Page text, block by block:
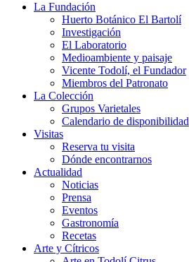
La Fundación
Huerto Botánico El Bartolí
Investigación
El Laboratorio
Medioambiente y paisaje
Vicente Todolí, el Fundador
Miembros del Patronato
La Colección
Grupos Varietales
Calendario de disponibilidad
Visitas
Reserva tu visita
Dónde encontrarnos
Actualidad
Noticias
Prensa
Eventos
Gastronomía
Recetas
Arte y Cítricos